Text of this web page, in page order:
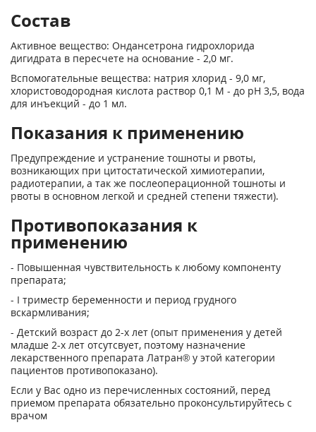
Состав
Активное вещество: Ондансетрона гидрохлорида
дигидрата в пересчете на основание - 2,0 мг.
Вспомогательные вещества: натрия хлорид - 9,0 мг,
хлористоводородная кислота раствор 0,1 М - до pH 3,5, вода
для инъекций - до 1 мл.
Показания к применению
Предупреждение и устранение тошноты и рвоты,
возникающих при цитостатической химиотерапии,
радиотерапии, а так же послеоперационной тошноты и
рвоты в основном легкой и средней степени тяжести).
Противопоказания к
применению
- Повышенная чувствительность к любому компоненту
препарата;
- I триместр беременности и период грудного
вскармливания;
- Детский возраст до 2-х лет (опыт применения у детей
младше 2-х лет отсутсвует, поэтому назначение
лекарственного препарата Латран® у этой категории
пациентов противопоказано).
Если у Вас одно из перечисленных состояний, перед
приемом препарата обязательно проконсультируйтесь с
врачом